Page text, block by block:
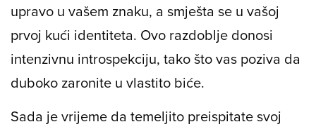
upravo u vašem znaku, a smješta se u vašoj
prvoj kući identiteta. Ovo razdoblje donosi
intenzivnu introspekciju, tako što vas poziva da
duboko zaronite u vlastito biće.
Sada je vrijeme da temeljito preispitate svoj